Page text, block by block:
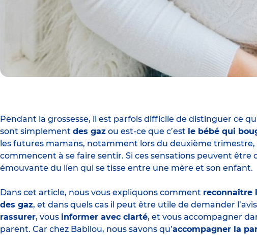
Pendant la grossesse, il est parfois difficile de distinguer ce
sont simplement des gaz ou est-ce que c’est le bébé qui
les futures mamans, notamment lors du deuxième trimestre,
commencent à se faire sentir. Si ces sensations peuvent être
émouvante du lien qui se tisse entre une mère et son enfant.
Dans cet article, nous vous expliquons comment reconnaître
des gaz, et dans quels cas il peut être utile de demander
rassurer, vous informer avec clarté, et vous accompagner
parent. Car chez Babilou, nous savons qu’accompagner la